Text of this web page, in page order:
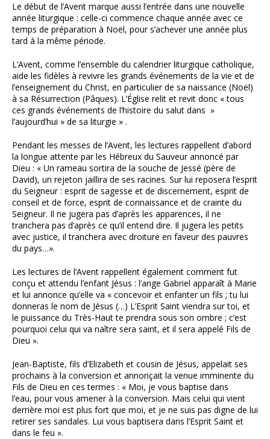
Le début de l’Avent marque aussi l’entrée dans une nouvelle
année liturgique : celle-ci commence chaque année avec ce
temps de préparation à Noël, pour s’achever une année plus
tard à la même période.
L’Avent, comme l’ensemble du calendrier liturgique catholique,
aide les fidèles à revivre les grands événements de la vie et de
l’enseignement du Christ, en particulier de sa naissance (Noël)
à sa Résurrection (Pâques). L’Église relit et revit donc « tous
ces grands événements de l’histoire du salut dans »
l’aujourd’hui » de sa liturgie » .
Pendant les messes de l’Avent, les lectures rappellent d’abord
la longue attente par les Hébreux du Sauveur annoncé par
Dieu : « Un rameau sortira de la souche de Jessé (père de
David), un rejeton jaillira de ses racines. Sur lui reposera l’esprit
du Seigneur : esprit de sagesse et de discernement, esprit de
conseil et de force, esprit de connaissance et de crainte du
Seigneur. Il ne jugera pas d’après les apparences, il ne
tranchera pas d’après ce qu’il entend dire. Il jugera les petits
avec justice, il tranchera avec droiture en faveur des pauvres
du pays…».
Les lectures de l’Avent rappellent également comment fut
conçu et attendu l’enfant Jésus : l’ange Gabriel apparaît à Marie
et lui annonce qu’elle va « concevoir et enfanter un fils ; tu lui
donneras le nom de Jésus (…) L’Esprit Saint viendra sur toi, et
le puissance du Très-Haut te prendra sous son ombre ; c’est
pourquoi celui qui va naître sera saint, et il sera appelé Fils de
Dieu ».
Jean-Baptiste, fils d’Elizabeth et cousin de Jésus, appelait ses
prochains à la conversion et annonçait la venue imminente du
Fils de Dieu en ces termes : « Moi, je vous baptise dans
l’eau, pour vous amener à la conversion. Mais celui qui vient
derrière moi est plus fort que moi, et je ne suis pas digne de lui
retirer ses sandales. Lui vous baptisera dans l’Esprit Saint et
dans le feu ».